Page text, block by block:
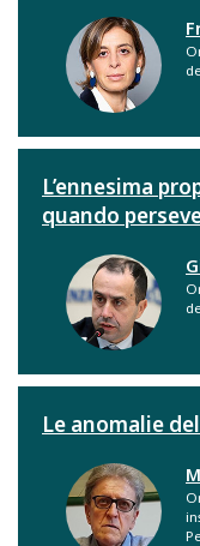
L’ennesima
quando
Le anomalie